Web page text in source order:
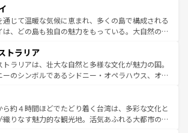
通費無料で観光を楽しむこともできる。 なお、新
イス情報はコンテンツ一覧 を参照してほしい。
な巨大都市は、観光、ショッピング、エンターテイ
トが詰まった刺激的なスポットだ。一方、アメリカ
は大自然が広がり、グランドキャニオンやイエロー
ューオーリンズでは、音楽と美食が融合した独特の
魅力。旅行者はアメリカの各地域で異なる魅力を楽
がら、その多様性と豊かな歴史を感じることができ
贅沢な旅のスタイルだ。 なお、新着のアメリカ
コンテンツ一覧を参照してほしい。
通じて温暖な気候に恵まれ、多くの島で構成される
は、どの島も独自の魅力をもっている。大自然の神
は見逃せない。また、定番の観光地といえばオアフ
、静かな自然を求めるならマウイ島やカウアイ島が
め。エメラルドグリーンに輝く海をはじめ、豊かな
もてなしの心で訪れる人々を迎えてくれるハワイの
おいしいローカルフードやハワイアンミュージッ
統的なフラダンスなど、すべてがハワイの魅力を彩
トラリア
トラリアは、壮大な自然と多様な文化が魅力の国。
ーのシンボルであるシドニー・オペラハウス、オー
ーフや大陸中央部にそびえるウルル（エアーズロッ
タスマニアの美しい原生林やケアンズの熱帯雨林な
どころがたくさん。また、カフェやワイン、オージ
ら約４時間ほどでたどり着く台湾は、多彩な文化と
織りなす魅力的な観光地。活気あふれる大都市の台